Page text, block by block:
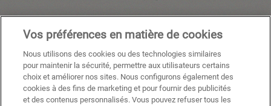
Youtube FacebookX Instagram
Politique de confidentialité
Vos préférences en matière de cookies
Nous utilisons des cookies ou des technologies similaires
pour maintenir la sécurité, permettre aux utilisateurs certains
choix et améliorer nos sites. Nous configurons également des
cookies à des fins de marketing et pour fournir des publicités
et des contenus personnalisés. Vous pouvez refuser tous les